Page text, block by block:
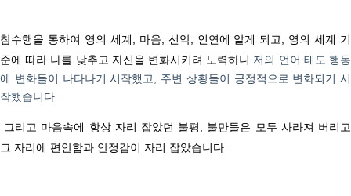
참수행을 통하여 영의 세계 마음 선악, 인연에 알게 되고
영의 세계 기
준에 따라 나를 낮추고 자신을 변화시키려 노력하니 저의 언어 태도 행동
에 변화들이 나타나기 시작했고
주변 상황들이 긍정적으로 변화되기 시
작했습니다
그리고 마음속에 항상 자리 잡았던 불평, 불만들은 모두 사라져 버리고
그 자리에 편안함과 안정감이 자리 잡았습니다